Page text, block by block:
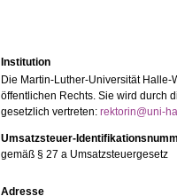
Institution
Die Martin-Luther-Universität
öffentlichen Rechts. Sie wird durch
gesetzlich vertreten: rektorin@uni-
Umsatzsteuer-
gemäß § 27 a Umsatzsteuergesetz
Adresse